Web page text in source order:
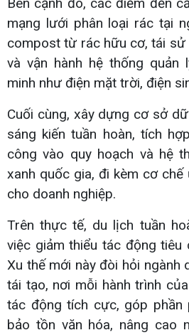
mạng lưới phân loại rác tại
compost từ rác hữu cơ, tái
và vận hành hệ thống quản
minh như điện mặt trời, điện
Cuối cùng, xây dựng cơ sở
sáng kiến tuần hoàn, tích
công vào quy hoạch và hệ
xanh quốc gia, đi kèm cơ
cho doanh nghiệp.
Trên thực tế, du lịch tuần
việc giảm thiểu tác động
Xu thế mới này đòi hỏi ngành
tái tạo, nơi mỗi hành trình
tác động tích cực, góp phần
bảo tồn văn hóa, nâng cao